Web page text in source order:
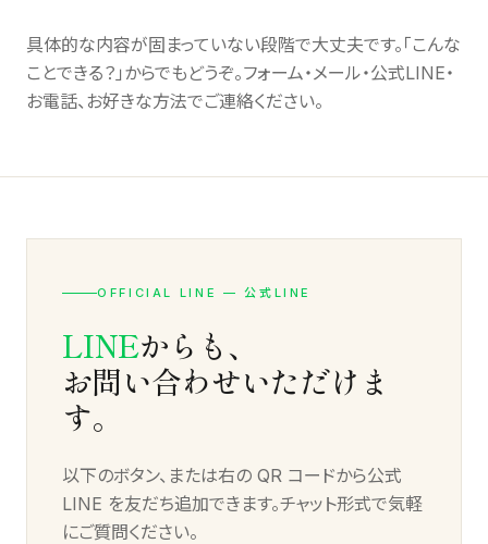
04Tsunaga Room場・運営
05Rental レンタル予約
Labs
Contact お問い合わせ→
具体的な内容が固まっていない段階で大丈夫です。「こんな
ことできる？」からでもどうぞ。フォーム・メール・公式LINE・
お電話、お好きな方法でご連絡ください。
OFFICIAL LINE — 公式LINE
LINEからも、
お問い合わせいただけま
す。
以下のボタン、または右の QR コードから公式
LINE を友だち追加できます。チャット形式で気軽
にご質問ください。